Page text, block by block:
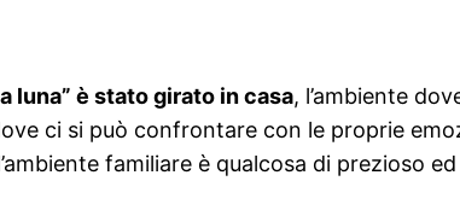
luna” è stato girato in casa, l’ambiente
ci si può confrontare con le proprie
familiare è qualcosa di prezioso